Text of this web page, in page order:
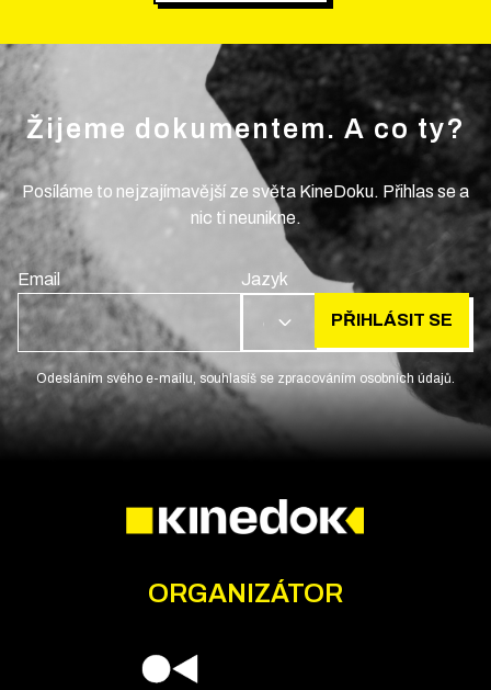
Žijeme dokumentem. A co ty?
Posíláme to nejzajímavější ze světa KineDoku. Přihlas se a
nic ti neunikne.
Email Jazyk
CS PŘIHLÁSIT SE
Odesláním svého e-mailu, souhlasíš se zpracováním osobních údajů.
ORGANIZÁTOR